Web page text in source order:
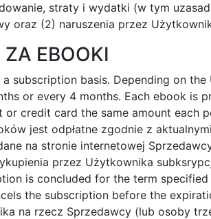
straty i wydatki (w tym
oraz (2) naruszenia przez
EBOOKI
subscription basis. Depending on
or every 4 months. Each ebook is
credit card the same amount each
jest odpłatne zgodnie z
na stronie internetowej
przez Użytkownika
is concluded for the term
the subscription before the
na rzecz Sprzedawcy (lub osoby